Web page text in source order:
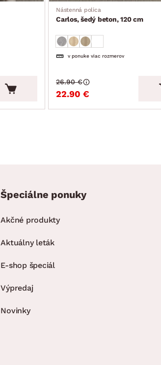
Nástenná polica
Carlos, šedý beton, 120 cm
v ponuke viac rozmerov
22.90 €
26.90 €
Špeciálne ponuky
Akčné produkty
Aktuálny leták
E-shop špeciál
Výpredaj
Novinky